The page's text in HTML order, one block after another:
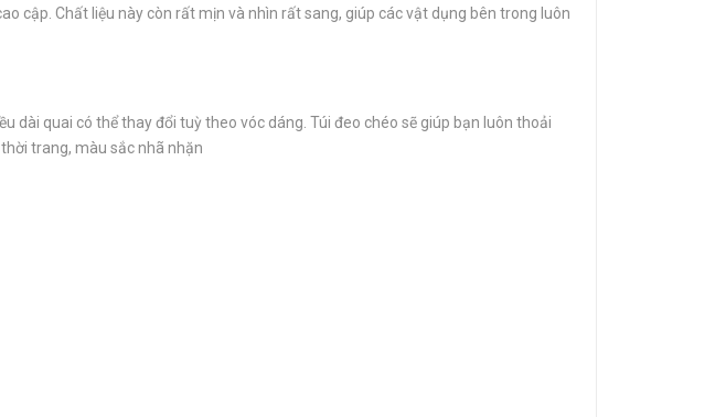
cập. Chất liệu này còn rất mịn và nhìn rất sang, giúp các vật dụng bên trong luôn
dài quai có thể thay đổi tuỳ theo vóc dáng. Túi đeo chéo sẽ giúp bạn luôn thoải
trang, màu sắc nhã nhặn